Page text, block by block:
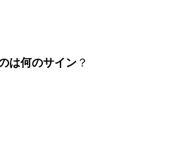
は何のサイン ？